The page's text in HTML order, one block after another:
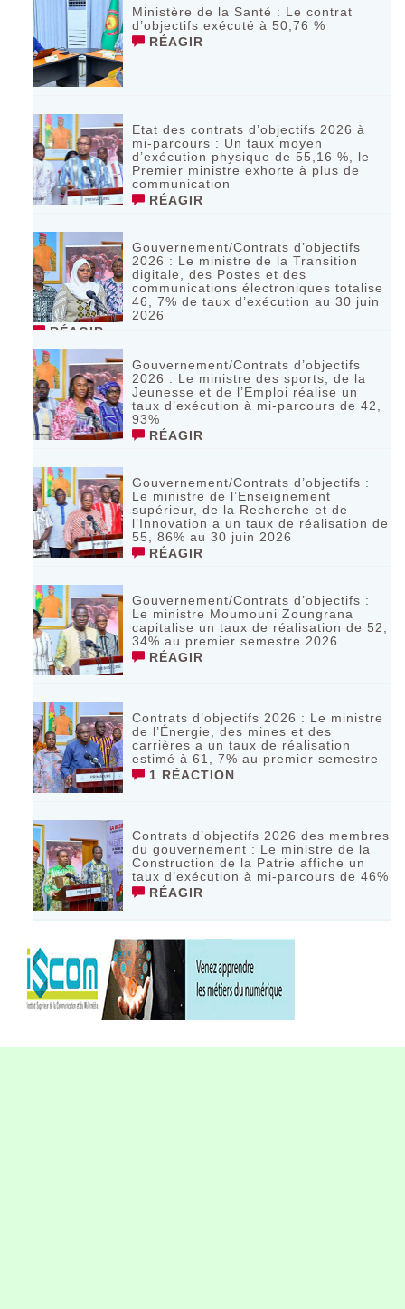
Ministère de la Santé : Le contrat
d’objectifs exécuté à 50,76 %
RÉAGIR
Etat des contrats d’objectifs 2026 à
mi-parcours : Un taux moyen
d’exécution physique de 55,16 %, le
Premier ministre exhorte à plus de
communication
RÉAGIR
Gouvernement/Contrats d’objectifs
2026 : Le ministre de la Transition
digitale, des Postes et des
communications électroniques totalise
46, 7% de taux d’exécution au 30 juin
2026
RÉAGIR
Gouvernement/Contrats d’objectifs
2026 : Le ministre des sports, de la
Jeunesse et de l’Emploi réalise un
taux d’exécution à mi-parcours de 42,
93%
RÉAGIR
Gouvernement/Contrats d’objectifs :
Le ministre de l’Enseignement
supérieur, de la Recherche et de
l’Innovation a un taux de réalisation de
55, 86% au 30 juin 2026
RÉAGIR
Gouvernement/Contrats d’objectifs :
Le ministre Moumouni Zoungrana
capitalise un taux de réalisation de 52,
34% au premier semestre 2026
RÉAGIR
Contrats d’objectifs 2026 : Le ministre
de l’Énergie, des mines et des
carrières a un taux de réalisation
estimé à 61, 7% au premier semestre
1 RÉACTION
Contrats d’objectifs 2026 des membres
du gouvernement : Le ministre de la
Construction de la Patrie affiche un
taux d’exécution à mi-parcours de 46%
RÉAGIR